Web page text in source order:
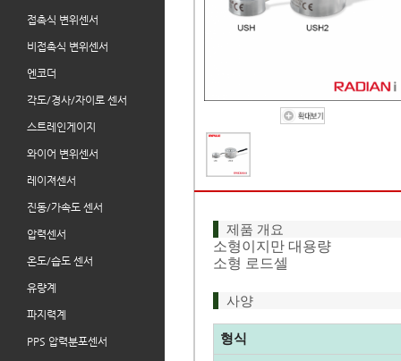
접촉식 변위센서
비접촉식 변위센서
엔코더
각도/경사/자이로 센서
스트레인게이지
와이어 변위센서
레이져센서
진동/가속도 센서
압력센서
온도/습도 센서
유량계
파지력계
PPS 압력분포센서
제품 개요
소형이지만 대용량
소형 로드셀
사양
형식